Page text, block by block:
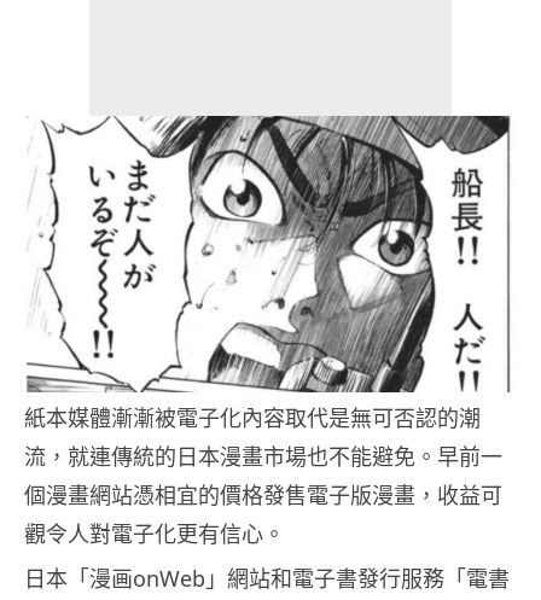
紙本媒體漸漸被電子化內容取代是無可否認的潮
流，就連傳統的日本漫畫市場也不能避免。早前一
個漫畫網站憑相宜的價格發售電子版漫畫，收益可
觀令人對電子化更有信心。
日本「漫画onWeb」網站和電子書發行服務「電書